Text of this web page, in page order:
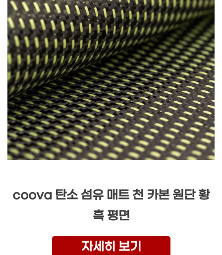
coova 탄소 섬유 매트 천 카본 원단 황
흑 평면
자세히 보기